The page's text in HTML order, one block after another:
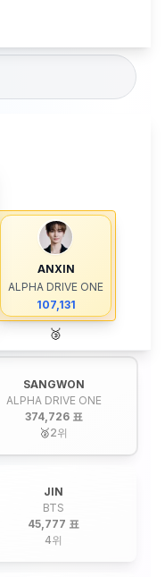
ANXIN
ALPHA DRIVE ONE
107,131
🥉
SANGWON
ALPHA DRIVE ONE
374,726 표
🥈2위
JIN
BTS
45,777 표
4위